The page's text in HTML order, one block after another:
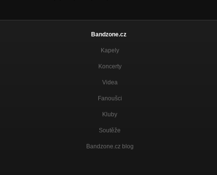
Bandzone.cz
Kapely
Koncerty
Videa
Fanoušci
Kluby
Soutěže
Bandzone.cz blog